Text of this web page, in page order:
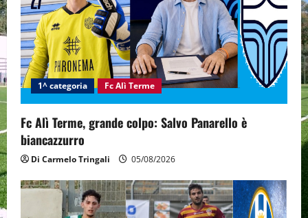
a
t
i
o
n
1^ categoria Fc Alì Terme
Fc Alì Terme, grande colpo: Salvo Panarello è
biancazzurro
Di Carmelo Tringali 05/08/2026